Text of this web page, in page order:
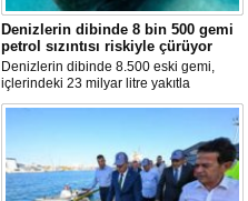
Denizlerin dibinde 8 bin 500 gemi
petrol sızıntısı riskiyle çürüyor
Denizlerin dibinde 8.500 eski gemi,
içlerindeki 23 milyar litre yakıtla
paslanıyor. Bilim insanları, bu
deniz ekosistemleri için büyük bir tehdit
oluşturduğunu belirtiyor.